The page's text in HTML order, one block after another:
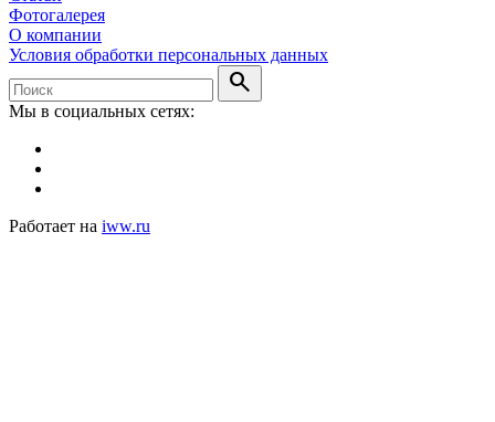
Фотогалерея
О компании
Условия обработки персональных данных
search
Мы в социальных сетях:
Работает на iww.ru